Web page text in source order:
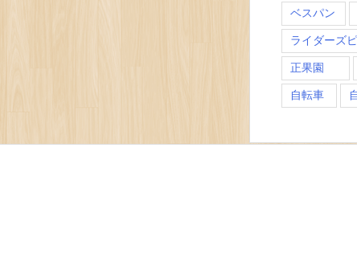
ベスパン
ライダーズ
正果園
自転車